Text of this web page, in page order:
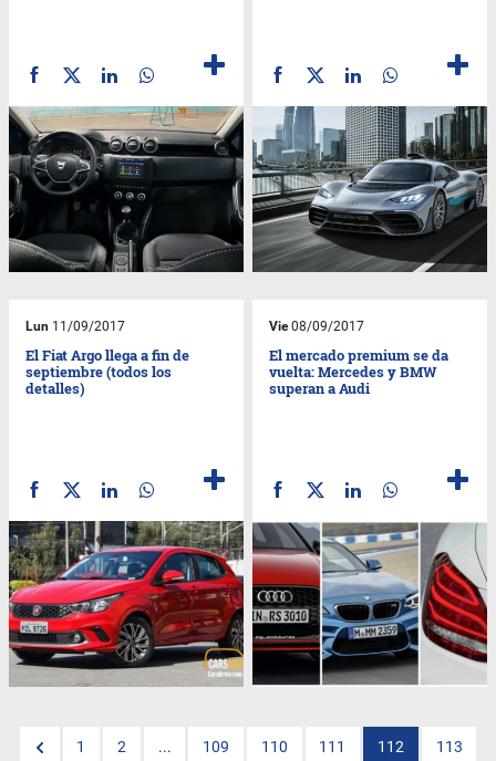
Lun 11/09/2017
El Fiat Argo llega a fin de
septiembre (todos los
detalles)
Vie08/09/2017
El mercado premium se da
vuelta: Mercedes y BMW
superan a Audi
1 2 ... 109 110 111 112 113